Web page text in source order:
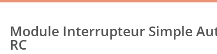
Module Interrupteur Simple
RC